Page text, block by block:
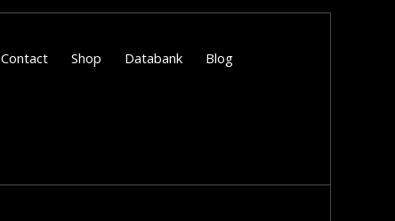
Contact Shop Databank
Blog